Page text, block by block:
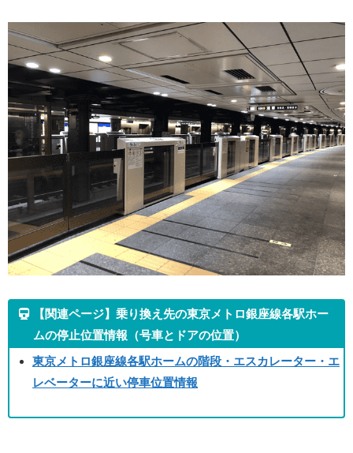
【関連ページ】乗り換え先の東京メトロ銀座線各駅ホー
ムの停止位置情報（号車とドアの位置）
東京メトロ銀座線各駅ホームの階段・エスカレーター・エ
レベーターに近い停車位置情報